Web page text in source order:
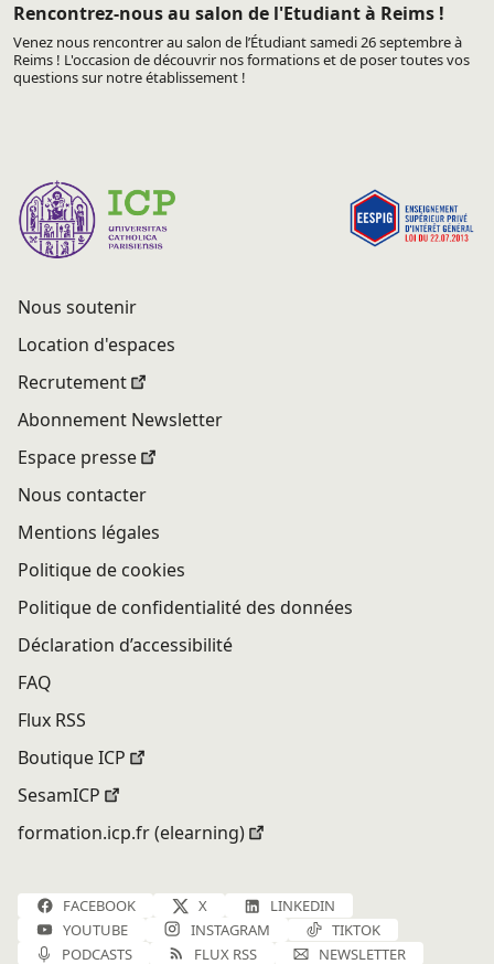
Rencontrez-nous au salon de l'Etudiant à Reims !
Venez nous rencontrer au salon de l’Étudiant samedi 26 septembre à
Reims ! L'occasion de découvrir nos formations et de poser toutes vos
questions sur notre établissement !
Nous soutenir
Location d'espaces
Recrutement
Abonnement Newsletter
Espace presse
Nous contacter
Mentions légales
Politique de cookies
Politique de confidentialité des données
Déclaration d’accessibilité
FAQ
Flux RSS
Boutique ICP
SesamICP
formation.icp.fr (elearning)
FACEBOOK X
LINKEDIN
YOUTUBE
INSTAGRAM
TIKTOK
PODCASTS
FLUX RSS NEWSLETTER